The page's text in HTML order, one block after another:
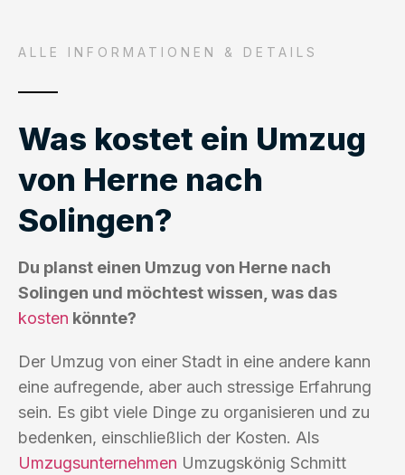
ALLE INFORMATIONEN & DETAILS
Was kostet ein Umzug
von Herne nach
Solingen?
Du planst einen Umzug von Herne nach
Solingen und möchtest wissen, was das
kosten könnte?
Der Umzug von einer Stadt in eine andere kann
eine aufregende, aber auch stressige Erfahrung
sein. Es gibt viele Dinge zu organisieren und zu
bedenken, einschließlich der Kosten. Als
Umzugsunternehmen Umzugskönig Schmitt